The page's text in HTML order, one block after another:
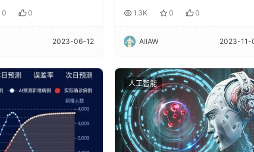
0 0
2023-06-12
1.3K 0 0
AIIAW 2023-11-
人工智能